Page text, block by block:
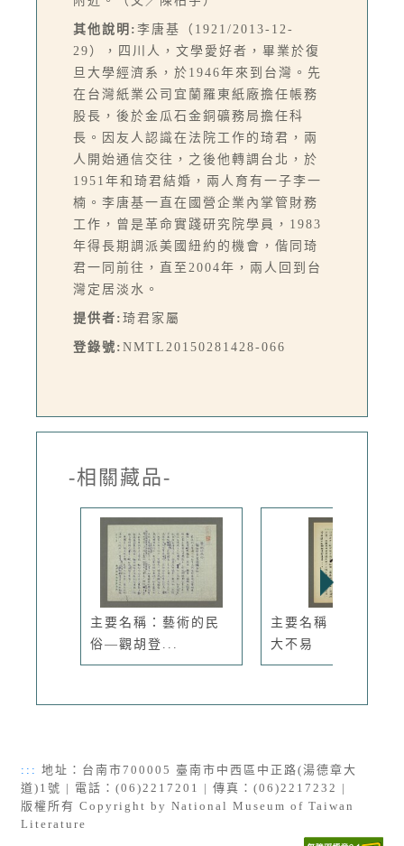
其他說明: 李唐基（1921/2013-12-
29），四川人，文學愛好者，畢業於復
旦大學經濟系，於1946年來到台灣。先
在台灣紙業公司宜蘭羅東紙廠擔任帳務
股長，後於金瓜石金銅礦務局擔任科
長。因友人認識在法院工作的琦君，兩
人開始通信交往，之後他轉調台北，於
1951年和琦君結婚，兩人育有一子李一
楠。李唐基一直在國營企業內掌管財務
工作，曾是革命實踐研究院學員，1983
年得長期調派美國紐約的機會，偕同琦
君一同前往，直至2004年，兩人回到台
灣定居淡水。
提供者: 琦君家屬
登錄號: NMTL20150281428-066
-相關藏品-
主要名稱：藝術的民
俗—觀胡登...
主要名稱：加國居，
大不易
::: 地址：台南市700005 臺南市中西區中正路(湯德章大
道)1號 | 電話：(06)2217201 | 傳真：(06)2217232 |
版權所有 Copyright by National Museum of Taiwan
Literature